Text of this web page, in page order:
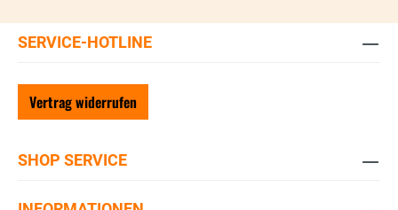
SERVICE-HOTLINE
Vertrag widerrufen
SHOP SERVICE